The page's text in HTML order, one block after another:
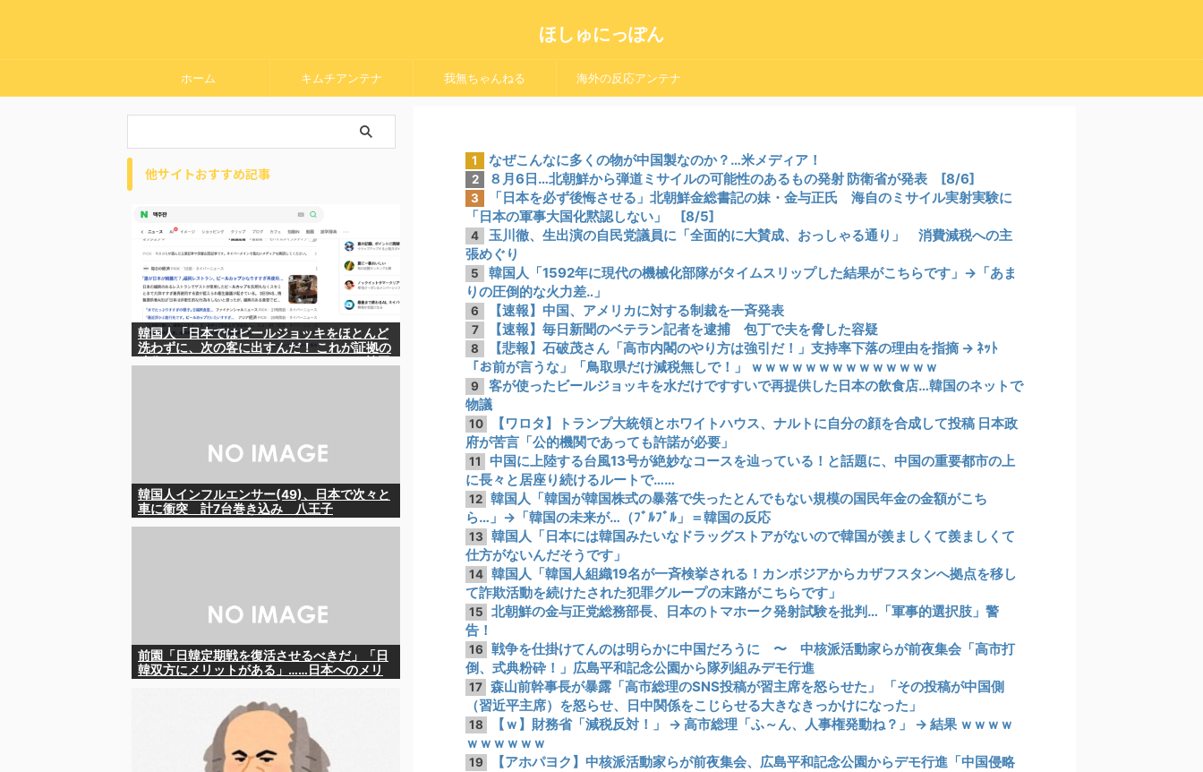
ほしゅにっぽん
ホーム キムチアンテナ 我無ちゃんねる 海外の反応アンテナ
1 なぜこんなに多くの物が中国製なのか？…米メディア！
2 ８月6日…北朝鮮から弾道ミサイルの可能性のあるもの発射 防衛省が発表 [8/6]
3
「日本を必ず後悔させる」北朝鮮金総書記の妹・金与正氏 海自のミサイル実射実験に
「日本の軍事大国化黙認しない」 [8/5]
4
玉川徹、生出演の自民党議員に「全面的に大賛成、おっしゃる通り」 消費減税への主
張めぐり
5
韓国人「1592年に現代の機械化部隊がタイムスリップした結果がこちらです」→「あま
りの圧倒的な火力差‥」
6 【速報】中国、アメリカに対する制裁を一斉発表
7 【速報】毎日新聞のベテラン記者を逮捕 包丁で夫を脅した容疑
8
【悲報】石破茂さん「高市内閣のやり方は強引だ！」支持率下落の理由を指摘 → ﾈｯﾄ
「お前が言うな」「鳥取県だけ減税無しで！」 ｗｗｗｗｗｗｗｗｗｗｗｗｗｗ
9
客が使ったビールジョッキを水だけですすいで再提供した日本の飲食店…韓国のネットで
物議
10
【ワロタ】トランプ大統領とホワイトハウス、ナルトに自分の顔を合成して投稿 日本政
府が苦言「公的機関であっても許諾が必要」
11
中国に上陸する台風13号が絶妙なコースを辿っている！と話題に、中国の重要都市の上
に長々と居座り続けるルートで……
12 韓国人「韓国が韓国株式の暴落で失ったとんでもない規模の国民年金の金額がこち
ら…」→「韓国の未来が…（ﾌﾞﾙﾌﾞﾙ」＝韓国の反応
13
韓国人「日本には韓国みたいなドラッグストアがないので韓国が羨ましくて羨ましくて
仕方がないんだそうです」
14 韓国人「韓国人組織19名が一斉検挙される！カンボジアからカザフスタンへ拠点を移し
て詐欺活動を続けたされた犯罪グループの末路がこちらです」
15
北朝鮮の金与正党総務部長、日本のトマホーク発射試験を批判…「軍事的選択肢」警
告！
16
戦争を仕掛けてんのは明らかに中国だろうに 〜 中核派活動家らが前夜集会「高市打
倒、式典粉砕！」広島平和記念公園から隊列組みデモ行進
17 森山前幹事長が暴露「高市総理のSNS投稿が習主席を怒らせた」 「その投稿が中国側
（習近平主席）を怒らせ、日中関係をこじらせる大きなきっかけになった」
18
【ｗ】財務省「減税反対！」 → 高市総理「ふ～ん、人事権発動ね？」 → 結果 ｗｗｗｗ
ｗｗｗｗｗｗ
19
【アホパヨク】中核派活動家らが前夜集会、広島平和記念公園からデモ行進「中国侵略
他サイトおすすめ記事
韓国人「日本ではビールジョッキをほとんど
洗わずに、次の客に出すんだ！ これが証拠の
韓国人インフルエンサー(49)、日本で次々と
車に衝突 計7台巻き込み 八王子
前園「日韓定期戦を復活させるべきだ」「日
韓双方にメリットがある」……日本へのメリ